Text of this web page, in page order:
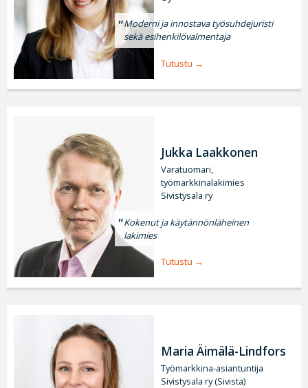
Moderni ja innostava työsuhdejuristi
sekä esihenkilövalmentaja
Tutustu
Jukka Laakkonen
Varatuomari,
työmarkkinalakimies
Sivistysala ry
Kokenut ja käytännönläheinen
lakimies
Tutustu
Maria Äimälä-Lindfors
Työmarkkina-asiantuntija
Sivistysala ry (Sivista)